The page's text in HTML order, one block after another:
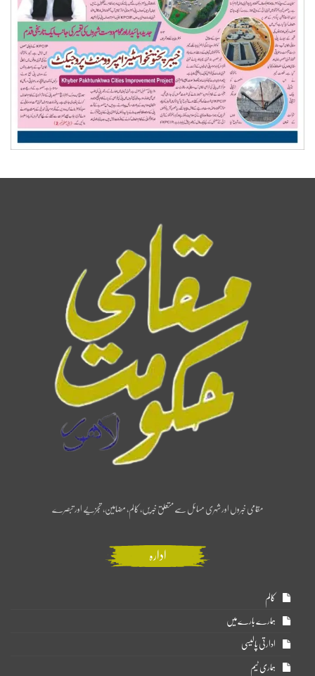
مقامی خبروں اور شہری مسائل سے متعلق خبریں، کالم، مضامین، تجزیے اور تبصرے
ادارہ
کالم
ہمارے بارے میں
ادارتی پالیسی
ہماری ٹیم